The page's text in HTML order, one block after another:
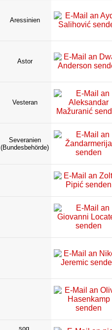
Aressinien
Astor
Vesteran
Severanien
(Bundesbehörde)
sog.